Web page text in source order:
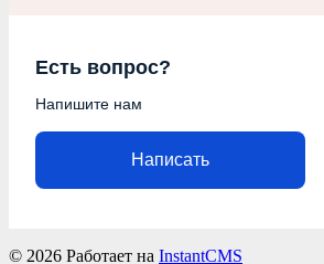
Есть вопрос?
Напишите нам
Написать
© 2026 Работает на InstantCMS